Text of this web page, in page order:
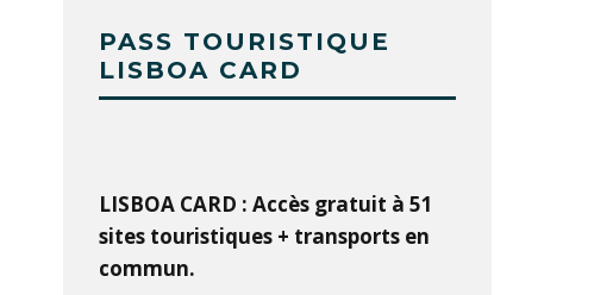
PASS TOURISTIQUE
LISBOA CARD
LISBOA CARD : Accès gratuit à 51
sites touristiques + transports en
commun.